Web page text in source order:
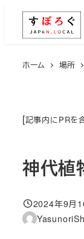
ホーム 場所
[記事内にPRを
神代植
投稿日
2024年9月
著